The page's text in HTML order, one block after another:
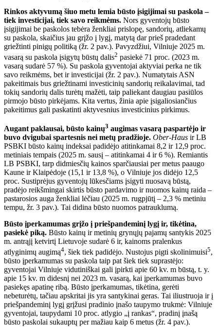
Rinkos aktyvumą šiuo metu lemia būsto įsigijimai su paskola –
tiek investicijai, tiek savo reikmėms. Nors gyventojų būsto
įsigijimai be paskolos tebėra ženkliai prislopę, sandorių, atliekamų
su paskola, skaičius jau grįžo į lygį, matytą dar prieš pradedant
griežtinti pinigų politiką (žr. 2 pav.). Pavyzdžiui, Vilniuje 2025 m.
vasarą su paskola įsigytų būstų dalis2 pasiekė 71 proc. (2023 m.
vasarą sudarė 57 %). Su paskola gyventojai aktyviai perka ne tik
savo reikmėms, bet ir investicijai (žr. 2 pav.). Numatytais ASN
pakeitimais bus griežtinami investicinių sandorių reikalavimai, tad
tokių sandorių dalis turėtų mažėti, taip paliekant daugiau pasiūlos
pirmojo būsto pirkėjams. Kita vertus, žinia apie įsigaliosiančius
pakeitimus gali paskatinti aktyvesnius investicinius pirkimus.
Augant paklausai, būsto kainų3 augimas vasarą paspartėjo ir
buvo dvigubai spartesnis nei metų pradžioje. Ober-Haus ir LB
PSBKI būsto kainų indeksai padidėjo atitinkamai 8,2 ir 12,9 proc.
metiniais tempais (2025 m. sausį – atitinkamai 4 ir 6 %). Remiantis
LB PSBKI, tarp didmiesčių kainos sparčiausiai per metus paaugo
Kaune ir Klaipėdoje (15,1 ir 13,8 %), o Vilniuje jos didėjo 12,5
proc. Sustiprėjus gyventojų lūkesčiams įsigyti nuosavą būstą,
pradėjo reikšmingai skirtis būsto pardavimo ir nuomos kainų raida –
pastarosios auga ženkliai lėčiau (2025 m. rugpjūtį – 2,3 % metiniu
tempu, žr. 3 pav.). Tai didina būsto nuomos patrauklumą.
Būsto įperkamumas grįžo į priešpandeminį lygį ir, tikėtina,
pasiekė piką. Būsto kainų ir metinių grynųjų pajamų santykis 2025
m. antrąjį ketvirtį Lietuvoje sudarė 6 ir, kainoms pralenkus
atlyginimų augimą4, šiek tiek padidėjo. Nustojus pigti skolinimuisi5,
būsto įperkamumas su paskola taip pat šiek tiek suprastėjo:
gyventojai Vilniuje vidutiniškai gali įpirkti apie 60 kv. m būstą, t. y.
apie 15 kv. m didesnį nei 2023 m. vasarą, kai įperkamumas buvo
pasiekęs apatinę ribą. Būsto įperkamumas, tikėtina, gerėti
nebeturėtų, tačiau apskritai jis yra santykinai geras. Tai iliustruoja ir į
priešpandeminį lygį grįžusi pradinio įnašo taupymo trukmė: Vilniuje
gyventojai, taupydami 10 proc. atlygio „į rankas“, pradinį įnašą
būsto paskolai sukauptų per mažiau kaip 6 metus (žr. 4 pav.).